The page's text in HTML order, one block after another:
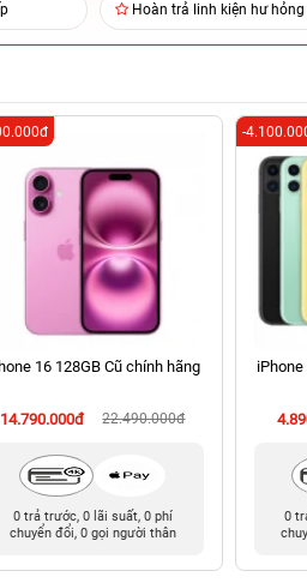
Hoàn trả linh kiện hư
16 128GB Cũ chính hãng
14.790.000đ 22.490.000đ
0 trả trước, 0 lãi suất, 0 phí
chuyển đổi, 0 gọi người thân
-
0